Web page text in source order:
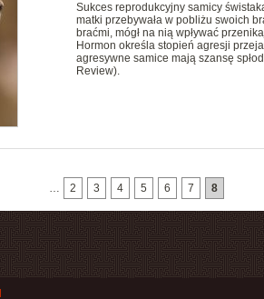
Sukces reprodukcyjny samicy
matki przebywała w pobliżu swoich
braćmi, mógł na nią wpływać
Hormon określa stopień agresji
agresywne samice mają szansę
Review).
… 2 3 4 5 6 7 8